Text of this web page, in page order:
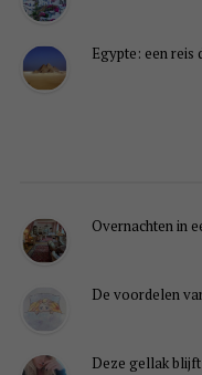
Egypte: een reis
Overnachten in
De voordelen
Deze gellak